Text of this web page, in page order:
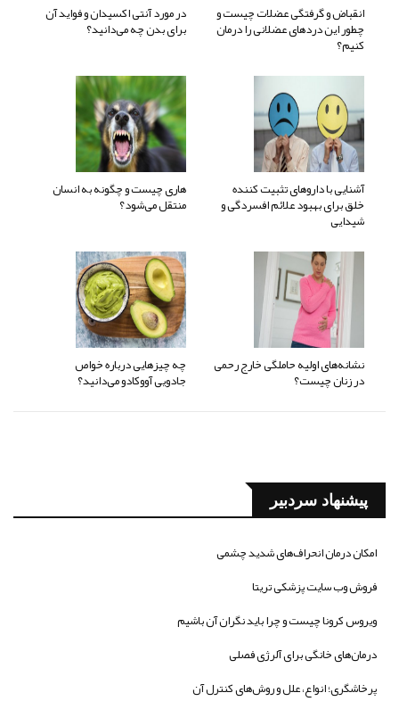
انقباض و گرفتگی عضلات چیست و
چطور این دردهای عضلانی را درمان
کنیم؟
در مورد آنتی اکسیدان و فواید آن
برای بدن چه می‌دانید؟
آشنایی با داروهای تثبیت کننده
خلق برای بهبود علائم افسردگی و
شیدایی
هاری چیست و چگونه به انسان
منتقل می‌شود؟
نشانه‌های اولیه حاملگی خارج رحمی
در زنان چیست؟
چه چیزهایی درباره خواص
جادویی آووکادو می‌دانید؟
پیشنهاد سردبیر
امکان درمان انحراف‌های شدید چشمی
فروش وب سایت پزشکی تریتا
ویروس کرونا چیست و چرا باید نگران آن باشیم
درمان‌های خانگی برای آلرژی فصلی
پرخاشگری؛ انواع، علل و روش‌های کنترل آن